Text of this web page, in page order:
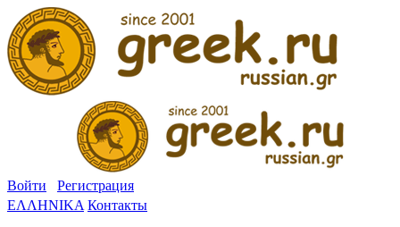
Войти
Регистрация
ΕΛΛΗΝΙΚΑ Контакты